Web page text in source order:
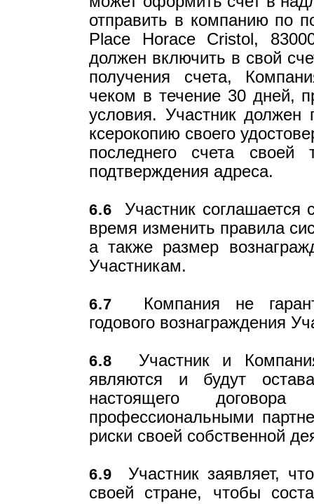
отправить в компанию по
Place Horace Cristol,
должен включить в свой
получения счета,
чеком в течение 30 дней,
условия. Участник должен
ксерокопию своего
последнего счета своей
подтверждения адреса.
6.6 Участник
время изменить правила
а также размер
Участникам.
6.7 Компания не
годового вознаграждения
6.8 Участник и
являются и будут
настоящего
профессиональными
риски своей собственной
6.9 Участник заявляет,
своей стране, чтобы